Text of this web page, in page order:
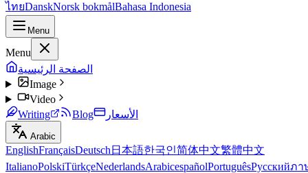
ไทยDanskNorsk bokmålBahasa Indonesia
Menu
Menu
الصفحة الرئيسية
Image
Video
Writing
Blog الأسعار
Arabic
EnglishFrançaisDeutsch 日本語한국인简体中文繁體中文
ItalianoPolskiTürkçeNederlandsArabicespañolPortuguêsРусскийภา